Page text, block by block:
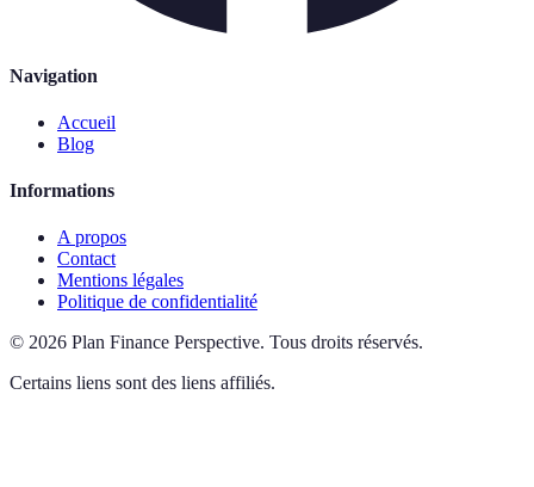
Navigation
Accueil
Blog
Informations
A propos
Contact
Mentions légales
Politique de confidentialité
© 2026 Plan Finance Perspective. Tous droits réservés.
Certains liens sont des liens affiliés.